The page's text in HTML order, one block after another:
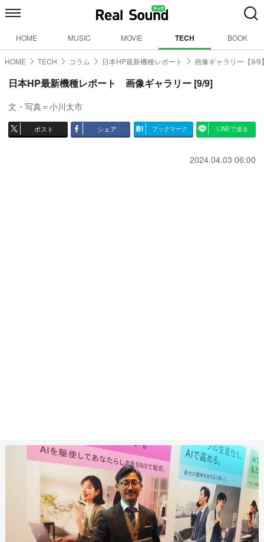
HOME MUSIC MOVIE TECH BOOK
HOME TECH コラム 日本HP最新機種レポート 画像ギャラリー【9/9
日本HP最新機種レポート 画像ギャラリー [9/9]
文・写真＝小川太市
ポスト シェア ブックマーク LINEで送る
2024.04.03 06:00